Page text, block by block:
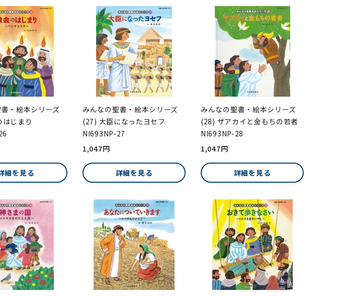
・絵本シリーズ
じまり
細を見る
みんなの聖書・絵本シリーズ
(27) 大臣になったヨセフ
NI693NP-27
1,047円
詳細を見る
みんなの聖書・絵本シリーズ
(28) ザアカイと金もちの若者
NI693NP-28
1,047円
詳細を見る